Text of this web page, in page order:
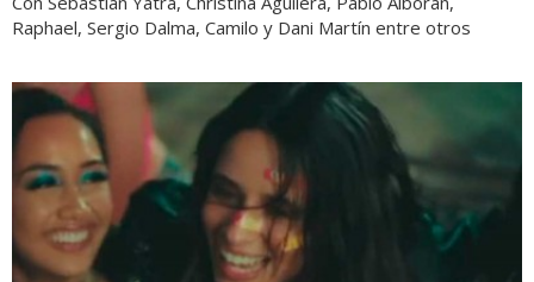
Raphael, Sergio Dalma, Camilo y Dani Martín entre otros